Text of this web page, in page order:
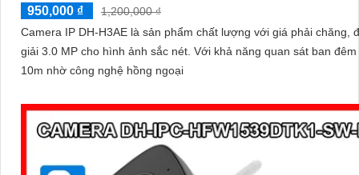
950,000 ₫
1,200,000 ₫
Camera IP DH-H3AE là sản phẩm chất lượng với giá phải chăng,
giải 3.0 MP cho hình ảnh sắc nét. Với khả năng quan sát ban đêm
10m nhờ công nghệ hồng ngoại